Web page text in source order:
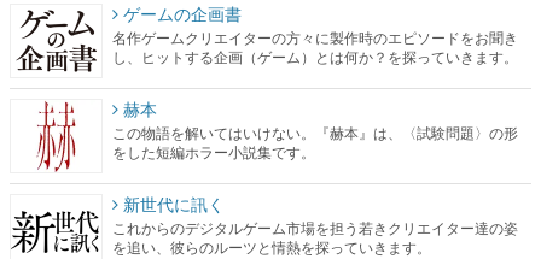
ゲームの企画書
名作ゲームクリエイターの方々に製作時のエピソードをお聞き
し、ヒットする企画（ゲーム）とは何か？を探っていきます。
赫本
この物語を解いてはいけない。『赫本』は、〈試験問題〉の形
をした短編ホラー小説集です。
新世代に訊く
これからのデジタルゲーム市場を担う若きクリエイター達の姿
を追い、彼らのルーツと情熱を探っていきます。